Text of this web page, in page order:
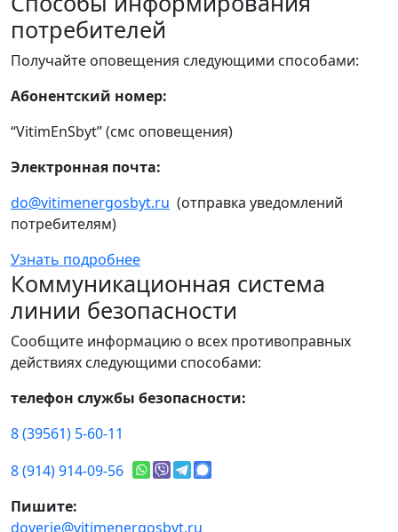
потребителей
Получайте оповещения следующими способами:
Абонентский номер:
“VitimEnSbyt” (смс оповещения)
Электронная почта:
do@vitimenergosbyt.ru (отправка уведомлений
потребителям)
Узнать подробнее
Коммуникационная система
линии безопасности
Сообщите информацию о всех противоправных
действиях следующими способами:
телефон службы безопасности:
8 (39561) 5-60-11
8 (914) 914-09-56
Пишите:
doverie@vitimenergosbyt.ru